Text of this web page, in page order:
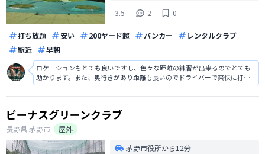
3.5
2 0
打ち放題 安い 200ヤード超 バンカー
レンタルクラブ
駅近
早朝
ロケーションもとても良いですし、色々な距離の練習が出来るのでとても
助かります。また、奥行きがあり距離も長いのでドライバーで爽快に打て
ますし、ロビーにはくつろげるスペースもあるのでゆっくり出来ます。た
だ、風が強い日が多いですし、冬場はとにかく寒いです。
ビーナスグリーンクラブ
長野県茅野市
屋外
茅野市役所から12分